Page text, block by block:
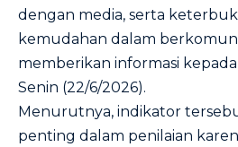
dengan media, serta
kemudahan dalam
memberikan informasi kepada
Senin (22/6/2026).
Menurutnya, indikator
penting dalam penilaian